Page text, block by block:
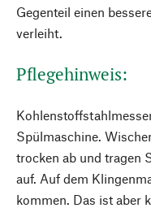
Gegenteil einen
verleiht.
Pflegehinweis:
Spülmaschine.
trocken ab und tragen
auf. Auf dem
kommen. Das ist aber